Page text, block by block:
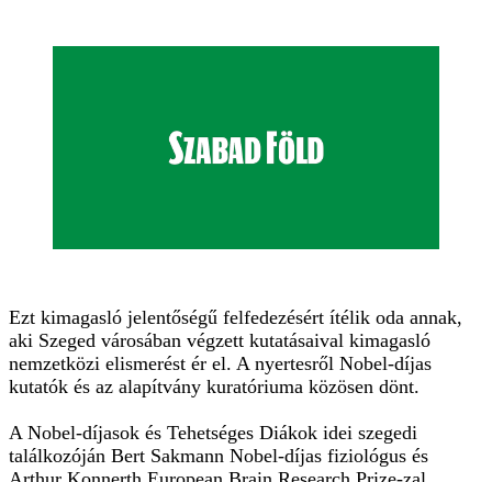
Ezt kimagasló jelentőségű felfedezésért ítélik oda annak,
aki Szeged városában végzett kutatásaival kimagasló
nemzetközi elismerést ér el. A nyertesről Nobel-díjas
kutatók és az alapítvány kuratóriuma közösen dönt.
A Nobel-díjasok és Tehetséges Diákok idei szegedi
találkozóján Bert Sakmann Nobel-díjas fiziológus és